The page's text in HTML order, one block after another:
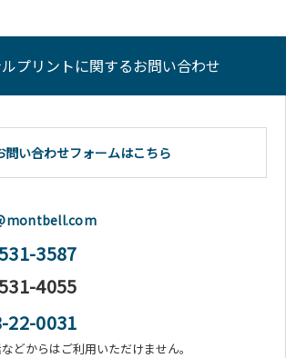
プリントに関するお問い合わせ
問い合わせフォームはこちら
3587
4055
22-0031
どからはご利用いただけません。